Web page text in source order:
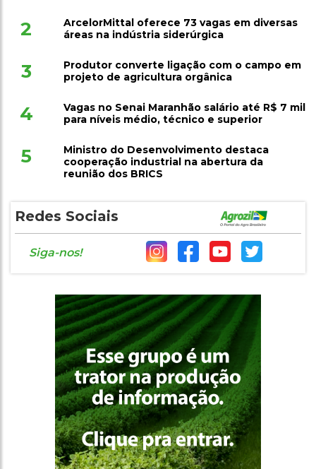
2
ArcelorMittal oferece 73 vagas em diversas
áreas na indústria siderúrgica
3
Produtor converte ligação com o campo em
projeto de agricultura orgânica
4
Vagas no Senai Maranhão salário até R$ 7 mil
para níveis médio, técnico e superior
5
Ministro do Desenvolvimento destaca
cooperação industrial na abertura da
reunião dos BRICS
Redes Sociais
Siga-nos!